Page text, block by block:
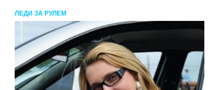
ЛЕДИ ЗА РУЛЕМ